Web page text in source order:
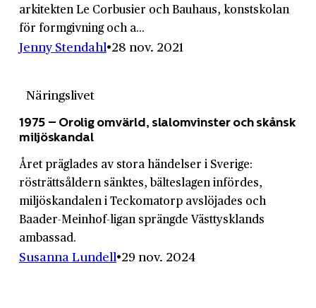
arkitekten Le Corbusier och Bauhaus, konstskolan
för formgivning och a...
Jenny Stendahl 28 nov. 2021
Näringslivet
1975 – Orolig omvärld, slalom­vinster och skånsk
miljö­skandal
Året präglades av stora händelser i Sverige:
rösträttsåldern sänktes, bälteslagen infördes,
miljöskandalen i Teckomatorp avslöjades och
Baader-Meinhof-ligan sprängde Västtysklands
ambassad.
Susanna Lundell 29 nov. 2024